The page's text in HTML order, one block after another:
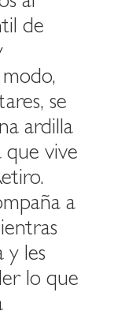
de
se
ardilla
que vive
a
y les
lo que